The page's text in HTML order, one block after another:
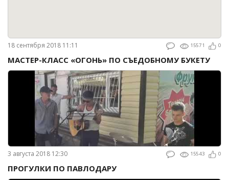
18 сентября 2018 11:11 15571 0
МАСТЕР-КЛАСС «ОГОНЬ» ПО СЪЕДОБНОМУ БУКЕТУ
3 августа 2018 12:30 15543 0
ПРОГУЛКИ ПО ПАВЛОДАРУ